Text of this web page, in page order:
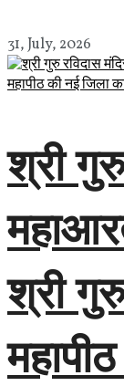
31, July, 2026
श्री
श्री